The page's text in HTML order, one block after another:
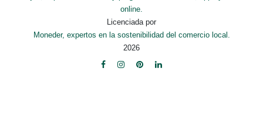
online.
Licenciada por
Moneder, expertos en la sostenibilidad del comercio local.
2026